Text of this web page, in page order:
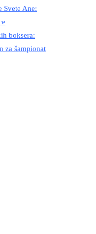
Svete Ane:
boksera:
za šampionat